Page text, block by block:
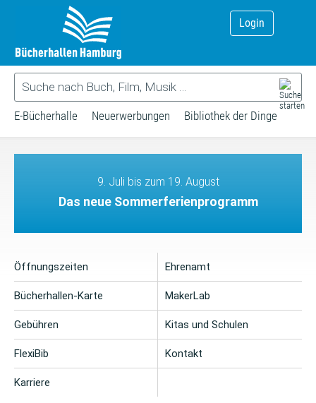
Login
E-Bücherhalle Neuerwerbungen Bibliothek der Dinge
9. Juli bis zum 19. August
Das neue Sommerferienprogramm
Öffnungszeiten
Bücherhallen-Karte
Gebühren
FlexiBib
Karriere
Ehrenamt
MakerLab
Kitas und Schulen
Kontakt